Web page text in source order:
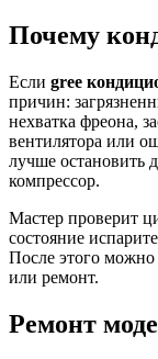
Почему
Если gree
причин:
нехватка фреона,
вентилятора или
лучше остановить
компрессор.
Мастер проверит
состояние
После этого можно
или ремонт.
Ремонт